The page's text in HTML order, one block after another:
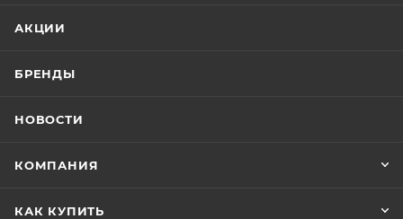
АКЦИИ
БРЕНДЫ
НОВОСТИ
КОМПАНИЯ
КАК КУПИТЬ